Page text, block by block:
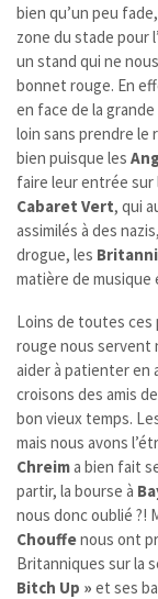
bien qu’un peu
zone du stade pour
un stand qui ne
bonnet rouge. En
en face de la
loin sans prendre le
bien puisque les
faire leur entrée sur
Cabaret Vert, qui
assimilés à des
drogue, les
matière de musique
Loins de toutes ces
rouge nous servent
aider à patienter en
croisons des amis
bon vieux temps.
mais nous avons
Chreima bien fait
partir, la bourse à
nous donc oublié ?!
Chouffenous ont
Britanniques sur la
Bitch Up » et ses